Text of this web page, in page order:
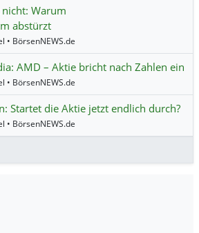
Warum
abstürzt
• BörsenNEWS.de
AMD – Aktie bricht nach Zahlen ein
• BörsenNEWS.de
Startet die Aktie jetzt endlich durch?
• BörsenNEWS.de